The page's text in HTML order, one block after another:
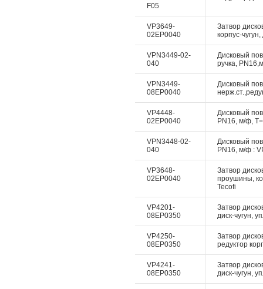
F05
VP3649-
02EP0040
Затвор
корпус-
VPN3449-02-
040
Дисковый
ручка,
VPN3449-
08EP0040
Дисковый
VP4448-
02EP0040
Дисковый
PN16, м/ф,
VPN3448-02-
040
Дисковый
PN16, м/ф :
VP3648-
02EP0040
Затвор
проушины,
Tecofi
VP4201-
08EP0350
Затвор
диск-чугун,
VP4250-
08EP0350
Затвор
редуктор
VP4241-
08EP0350
Затвор
диск-чугун,